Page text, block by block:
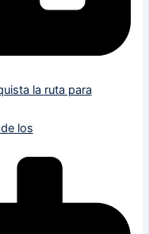
la ruta para